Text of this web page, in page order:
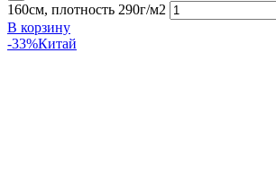
160см, плотность 290г/м2
В корзину
-33%Китай